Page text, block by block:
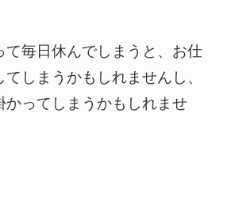
て毎日休んでしまうと、お仕
しまうかもしれませんし、
かってしまうかもしれませ